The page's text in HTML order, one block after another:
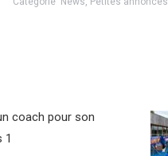
coach pour son
1